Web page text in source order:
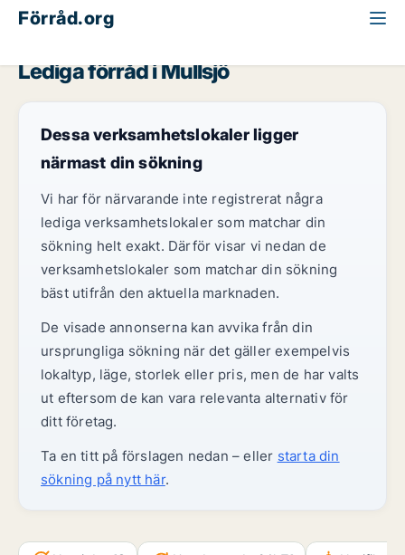
Förråd.org
Lediga förråd i Mullsjö
Dessa verksamhetslokaler ligger
närmast din sökning
Vi har för närvarande inte registrerat några
lediga verksamhetslokaler som matchar din
sökning helt exakt. Därför visar vi nedan de
verksamhetslokaler som matchar din sökning
bäst utifrån den aktuella marknaden.
De visade annonserna kan avvika från din
ursprungliga sökning när det gäller exempelvis
lokaltyp, läge, storlek eller pris, men de har valts
ut eftersom de kan vara relevanta alternativ för
ditt företag.
Ta en titt på förslagen nedan – eller starta din
sökning på nytt här.